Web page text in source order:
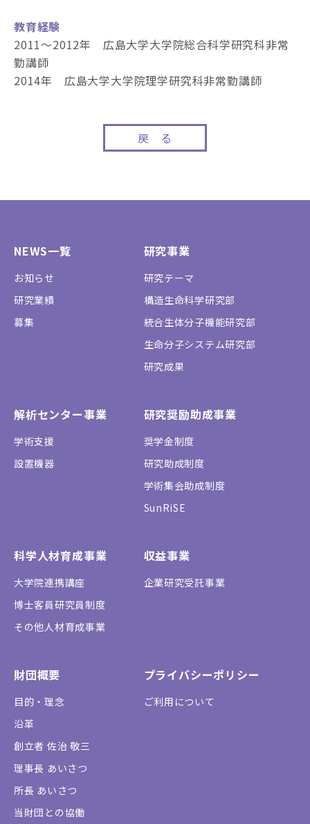
教育経験
2011～2012年 広島大学大学院総合科学研究科非常
勤講師
2014年 広島大学大学院理学研究科非常勤講師
戻 る
NEWS一覧
お知らせ
研究業績
募集
研究事業
研究テーマ
構造生命科学研究部
統合生体分子機能研究部
生命分子システム研究部
研究成果
解析センター事業
学術支援
設置機器
研究奨励助成事業
奨学金制度
研究助成制度
学術集会助成制度
SunRiSE
科学人材育成事業
大学院連携講座
博士客員研究員制度
その他人材育成事業
収益事業
企業研究受託事業
財団概要
目的・理念
沿革
創立者 佐治 敬三
理事長 あいさつ
所長 あいさつ
当財団との協働
プライバシーポリシー
ご利用について